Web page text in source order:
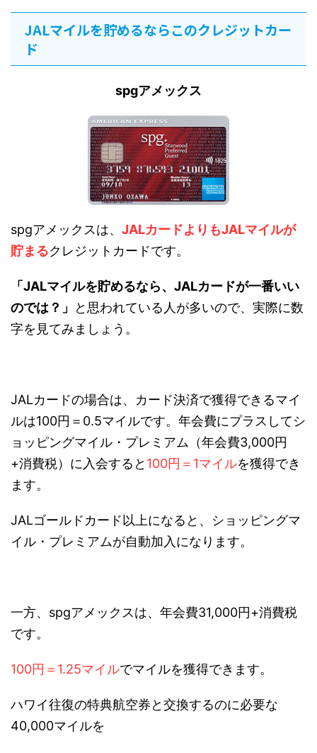
JALマイルを貯めるならこのクレジットカー
ド
spgアメックス
spgアメックスは、 JALカードよりもJALマイルが
貯まるクレジットカードです。
「JALマイルを貯めるなら、JALカードが一番いい
のでは？」
と思われている人が多いので、実際に数
字を見てみましょう。
JALカードの場合は、カード決済で獲得できるマイ
ルは100円＝0.5マイルです。年会費にプラスしてシ
ョッピングマイル・プレミアム（年会費3,000円
+消費税）に入会すると 100円＝1マイルを獲得でき
ます。
JALゴールドカード以上になると、ショッピングマ
イル・プレミアムが自動加入になります。
一方、spgアメックスは、年会費31,000円+消費税
です。
100円＝1.25マイルでマイルを獲得できます。
ハワイ往復の特典航空券と交換するのに必要な
40,000マイルを